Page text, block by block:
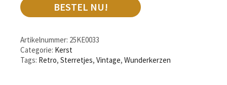
BESTEL NU!
Artikelnummer: 25KE0033
Categorie: Kerst
Tags: Retro, Sterretjes, Vintage, Wunderkerzen